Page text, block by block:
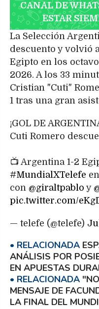
CANAL DE
ESTAR
La Selección
descuento y volvió
Egipto en los
2026. A los 33
Cristian "Cuti"
1 tras una gran
¡GOL DE
Cuti Romero
📺 Argentina 1-2
#MundialXTelefe en
con @giraltpablo y
pic.twitter.com/
— telefe (@telefe)
ANÁLISIS POR
EN APUESTAS
MENSAJE DE
LA FINAL DEL